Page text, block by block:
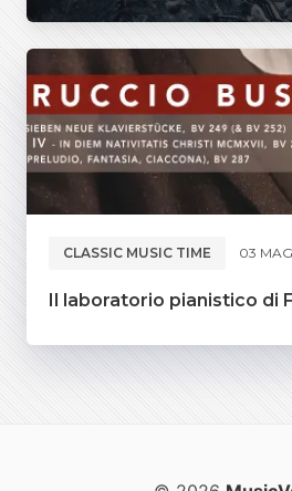
CLASSIC MUSIC TIME 03
Il laboratorio pianistico di